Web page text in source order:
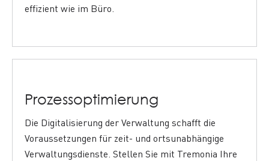
effizient wie im Büro.
Prozessoptimierung
Die Digitalisierung der Verwaltung schafft die
Voraussetzungen für zeit- und ortsunabhängige
Verwaltungsdienste. Stellen Sie mit Tremonia Ihre